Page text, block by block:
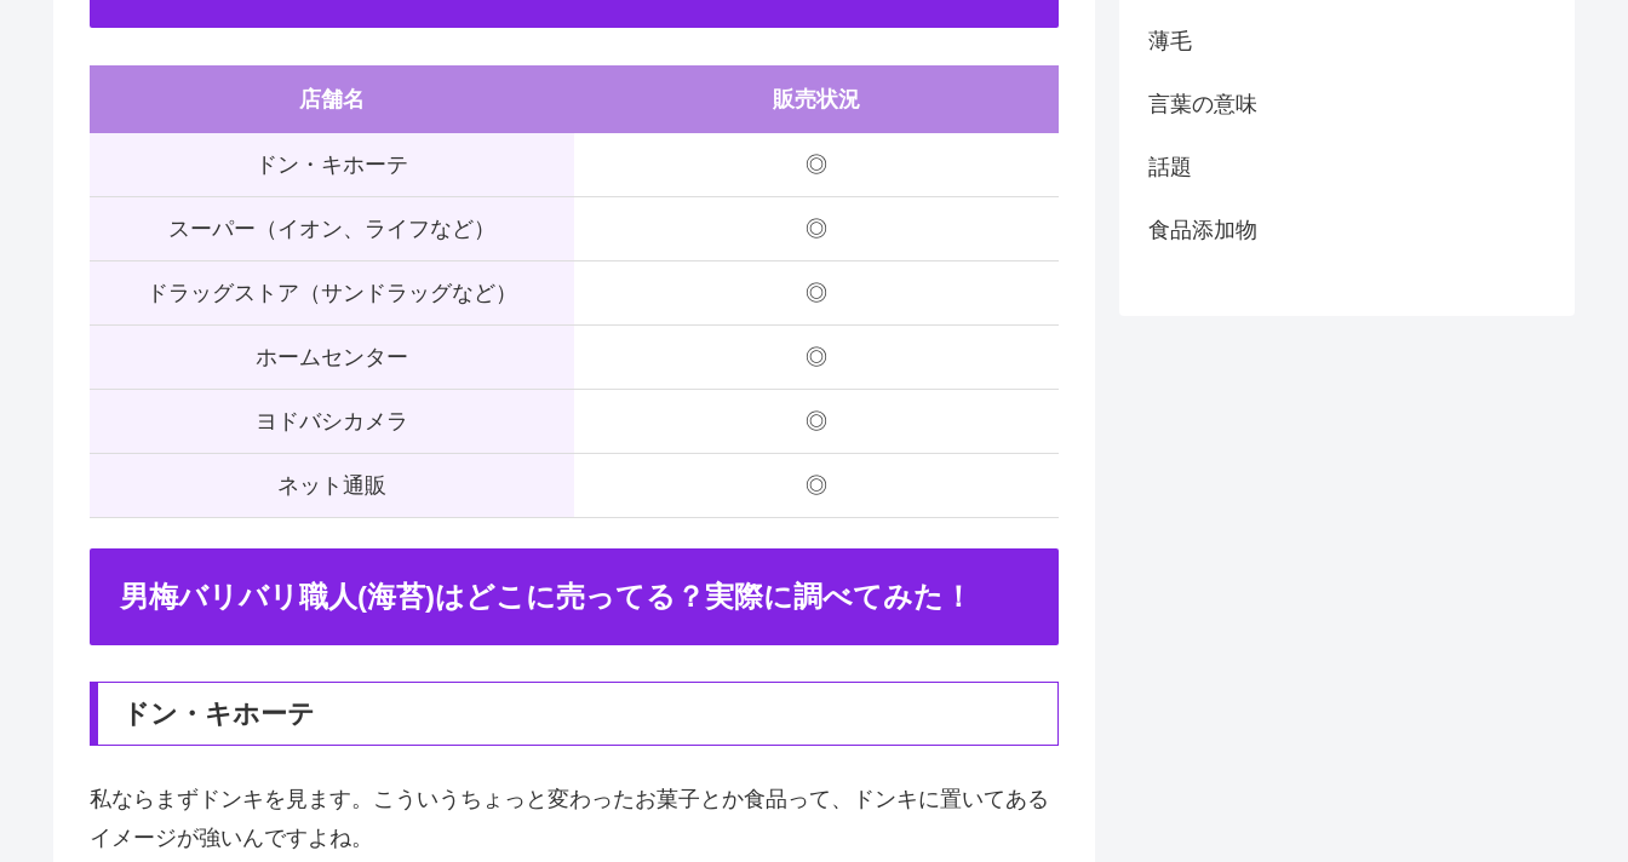
店舗名 販売状況
ドン・キホーテ ◎
スーパー（イオン、ライフなど） ◎
ドラッグストア（サンドラッグなど） ◎
ホームセンター ◎
ヨドバシカメラ ◎
ネット通販 ◎
男梅バリバリ職人(海苔)はどこに売ってる？実際に調べてみた！
ドン・キホーテ
私ならまずドンキを見ます。こういうちょっと変わったお菓子とか食品って、ドンキに置いてある
イメージが強いんですよね。
薄毛
言葉の意味
話題
食品添加物